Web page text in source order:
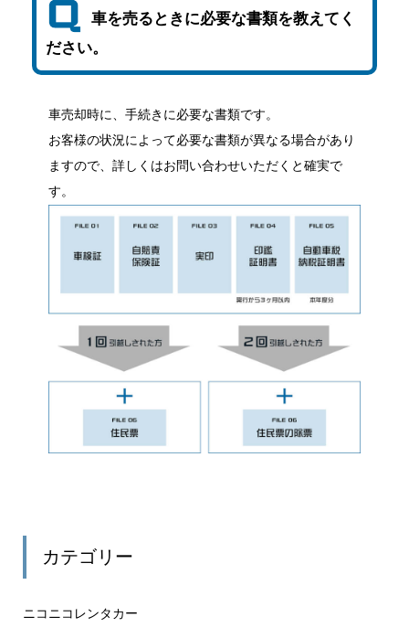
車を売るときに必要な書類を教えてく
ださい。
車売却時に、手続きに必要な書類です。
お客様の状況によって必要な書類が異なる場合があり
ますので、詳しくはお問い合わせいただくと確実で
す。
カテゴリー
ニコニコレンタカー